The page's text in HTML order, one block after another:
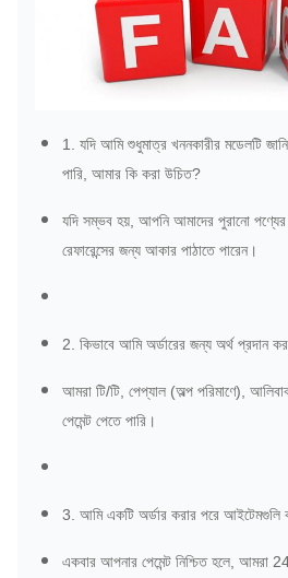
1. যদি আমি শুধুমাত্র খননকারীর মডেলটি
পারি, আমার কি করা উচিত?
যদি সম্ভব হয়, আপনি আমাদের পুরানো
রেফারেন্সের জন্য আকার পাঠাতে পারেন।
2. কিভাবে আমি অর্ডারের জন্য অর্থ প্রদান
আমরা টি/টি, পেপ্যাল ​​(অল্প পরিমাণে),
পেমেন্ট পেতে পারি।
3. আমি একটি অর্ডার করার পরে আইটেমগুলি
একবার আপনার পেমেন্ট নিশ্চিত হলে, আমরা